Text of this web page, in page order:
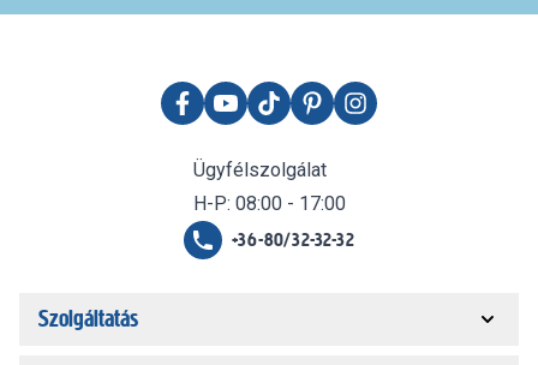
Ügyfélszolgálat
H-P: 08:00 - 17:00
+36-80/32-32-32
Szolgáltatás